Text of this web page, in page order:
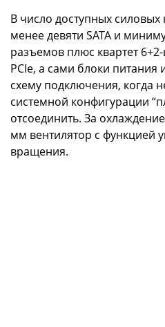
В число доступных силовых
менее девяти SATA и
разъемов плюс квартет
PCIe, а сами блоки
схему подключения, когда
системной конфигурации
отсоединить. За
мм вентилятор с функцией
вращения.